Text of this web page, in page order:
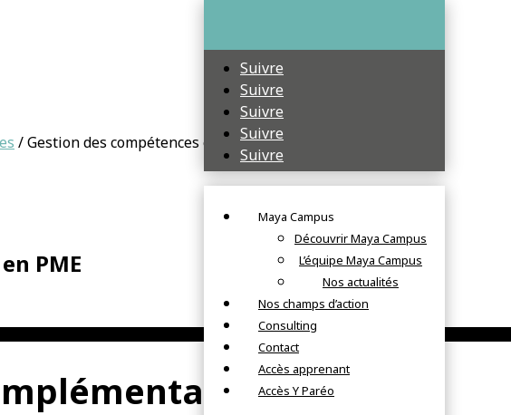
Suivre
Suivre
Suivre
Suivre
Suivre
Maya Campus
Découvrir Maya Campus
L’équipe Maya Campus
Nos actualités
Nos champs d’action
Consulting
Contact
Accès apprenant
Accès Y Paréo
/ Gestion des compétences en PME
PME